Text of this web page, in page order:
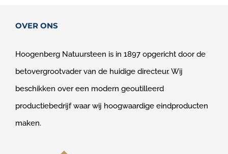
OVER ONS
Hoogenberg Natuursteen is in 1897 opgericht door de
betovergrootvader van de huidige directeur. Wij
beschikken over een modern geoutilleerd
productiebedrijf waar wij hoogwaardige eindproducten
maken.